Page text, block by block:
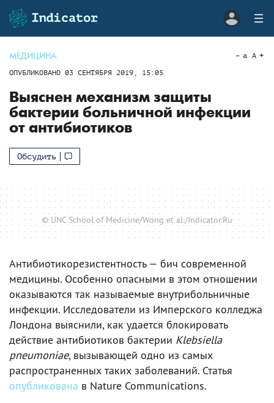
МЕДИЦИНА
ОПУБЛИКОВАНО 03 СЕНТЯБРЯ 2019, 15:05
a A
Выяснен механизм защиты
бактерии больничной инфекции
от антибиотиков
Обсудить
© UNC School of Medicine/Wong et al./Indicator.Ru
Антибиотикорезистентность — бич современной
медицины. Особенно опасными в этом отношении
оказываются так называемые внутрибольничные
инфекции. Исследователи из Имперского колледжа
Лондона выяснили, как удается блокировать
действие антибиотиков бактерии Klebsiella
pneumoniae, вызывающей одно из самых
распространенных таких заболеваний. Статья
опубликована в Nature Communications.